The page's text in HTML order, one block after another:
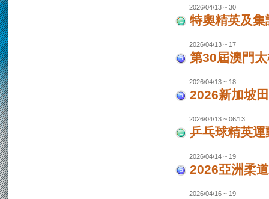
2026/04/13 ~ 30
特奧精英及
2026/04/13 ~ 17
第30屆澳門
2026/04/13 ~ 18
2026新加坡
2026/04/13 ~ 06/13
乒乓球精英
2026/04/14 ~ 19
2026亞洲柔
2026/04/16 ~ 19